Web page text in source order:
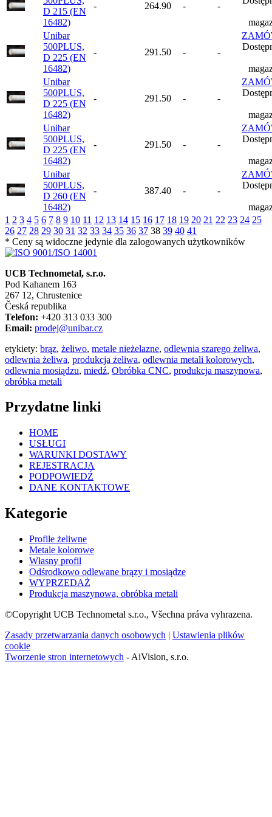
D 215 (EN
16482)
- 264.90 - -
Unibar
500PLUS,
D 225 (EN
16482)
- 291.50 - -
Unibar
500PLUS,
D 225 (EN
16482)
- 291.50 - -
Unibar
500PLUS,
D 225 (EN
16482)
- 291.50 - -
Unibar
500PLUS,
D 260 (EN
16482)
- 387.40 - -
1 2 3 4 5 6 7 8 9 10 11 12 13 14 15 16 17 18 19 20 21 22 23 24 25
26 27 28 29 30 31 32 33 34 35 36 37 38 39 40 41
* Ceny są widoczne jedynie dla zalogowanych użytkowników
UCB Technometal, s.r.o.
Pod Kahanem 163
267 12, Chrustenice
Česká republika
Telefon: +420 313 033 300
Email: prodej@unibar.cz
etykiety: brąz, żeliwo, metale nieżelazne, odlewnia szarego żeliwa,
odlewnia żeliwa, produkcja żeliwa, odlewnia metali kolorowych,
odlewnia mosiądzu, miedź, Obróbka CNC, produkcja maszynowa,
obróbka metali
Przydatne linki
HOME
USŁUGI
WARUNKI DOSTAWY
REJESTRACJA
PODPOWIEDŹ
DANE KONTAKTOWE
Kategorie
Profile żeliwne
Metale kolorowe
Własny profil
Odśrodkowo odlewane brązy i mosiądze
WYPRZEDAŻ
Produkcja maszynowa, obróbka metali
©Copyright UCB Technometal s.r.o., Všechna práva vyhrazena.
Zasady przetwarzania danych osobowych | Ustawienia plików
cookie
Tworzenie stron internetowych - AiVision, s.r.o.